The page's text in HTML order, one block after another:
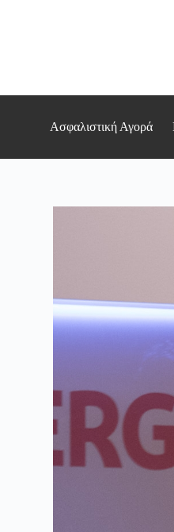
Ασφαλιστική Αγορά